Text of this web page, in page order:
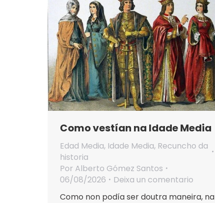
Como vestían na Idade Media
Edad Media, Idade Media, Recuncho da
historia
Por Alberto Gómez Santos
06/08/2026
Deixa un comentario
Como non podía ser doutra maneira, na